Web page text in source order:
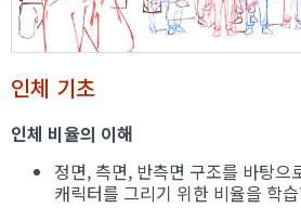
인체 기초
인체 비율의 이해
정면, 측면, 반측면 구조를 바탕으
캐릭터를 그리기 위한 비율을 학